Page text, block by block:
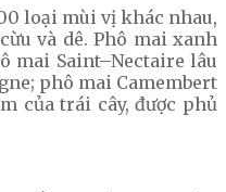
loại mùi vị khác nhau,
và dê. Phô mai xanh
mai Saint–Nectaire lâu
phô mai Camembert
của trái cây, được phủ